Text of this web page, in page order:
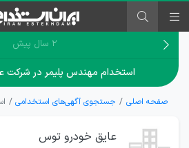
۲ سال پیش
استخدام مهندس پلیمر در شرکت
صفحه اصلی جستجوی آگهی‌های استخدامی
عایق خودرو توس